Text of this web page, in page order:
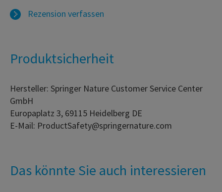
Rezension verfassen
Produktsicherheit
Hersteller: Springer Nature Customer Service Center
GmbH
Europaplatz 3, 69115 Heidelberg DE
E-Mail: ProductSafety@springernature.com
Das könnte Sie auch interessieren